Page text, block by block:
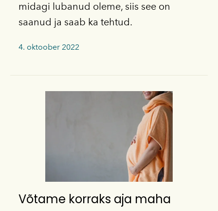
midagi lubanud oleme, siis see on
saanud ja saab ka tehtud.
4. oktoober 2022
Võtame korraks aja maha